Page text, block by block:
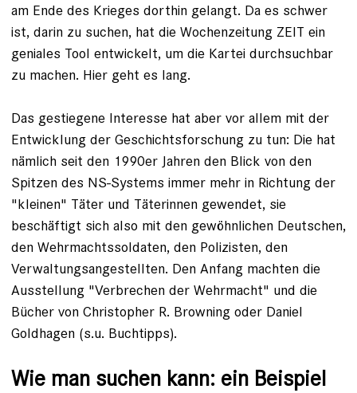
am Ende des Krieges dorthin gelangt. Da es schwer
ist, darin zu suchen, hat die Wochenzeitung ZEIT ein
geniales Tool entwickelt, um die Kartei durchsuchbar
zu machen. Hier geht es lang.
Das gestiegene Interesse hat aber vor allem mit der
Entwicklung der Geschichtsforschung zu tun: Die hat
nämlich seit den 1990er Jahren den Blick von den
Spitzen des NS-Systems immer mehr in Richtung der
"kleinen" Täter und Täterinnen gewendet, sie
beschäftigt sich also mit den gewöhnlichen Deutschen,
den Wehrmachtssoldaten, den Polizisten, den
Verwaltungsangestellten. Den Anfang machten die
Ausstellung "Verbrechen der Wehrmacht" und die
Bücher von Christopher R. Browning oder Daniel
Goldhagen (s.u. Buchtipps).
Wie man suchen kann: ein Beispiel